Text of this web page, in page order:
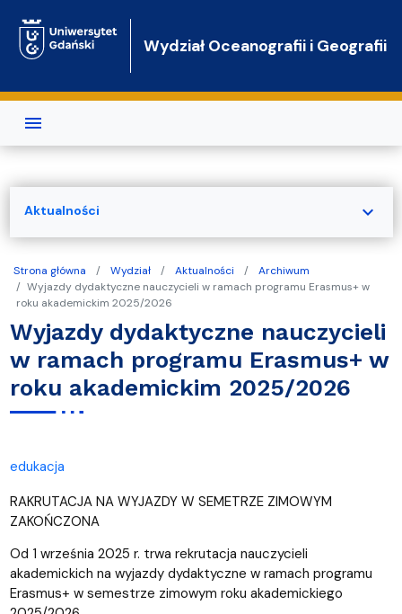
Wydział Oceanografii i Geografii
Strona główna Wydział Aktualności
Archiwum
Wyjazdy dydaktyczne nauczycieli w ramach programu Erasmus+ w
roku akademickim 2025/2026
Wyjazdy dydaktyczne nauczycieli
w ramach programu Erasmus+ w
roku akademickim 2025/2026
edukacja
RAKRUTACJA NA WYJAZDY W SEMETRZE ZIMOWYM
ZAKOŃCZONA
Od 1 września 2025 r. trwa rekrutacja nauczycieli
akademickich na wyjazdy dydaktyczne w ramach programu
Erasmus+ w semestrze zimowym roku akademickiego
Aktualności expand_more